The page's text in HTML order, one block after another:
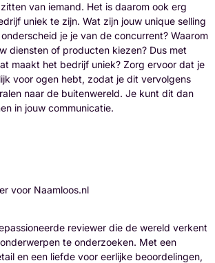
van iemand. Het is daarom ook erg
uniek te zijn. Wat zijn jouw unique selling
je je van de concurrent? Waarom
diensten of producten kiezen? Dus met
maakt het bedrijf uniek? Zorg ervoor dat je
voor ogen hebt, zodat je dit vervolgens
naar de buitenwereld. Je kunt dit dan
in jouw communicatie.
voor Naamloos.nl
reviewer die de wereld verkent
te onderzoeken. Met een
en een liefde voor eerlijke beoordelingen,